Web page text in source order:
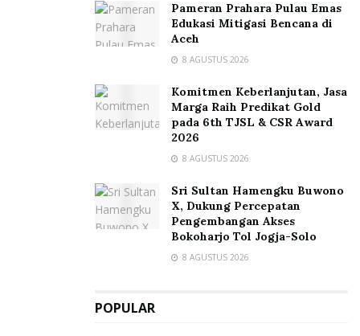
Pameran Prahara Pulau Emas
Edukasi Mitigasi Bencana di
Aceh
8 AGUSTUS 2026
Komitmen Keberlanjutan, Jasa
Marga Raih Predikat Gold
pada 6th TJSL & CSR Award
2026
8 AGUSTUS 2026
Sri Sultan Hamengku Buwono
X, Dukung Percepatan
Pengembangan Akses
Bokoharjo Tol Jogja-Solo
8 AGUSTUS 2026
POPULAR